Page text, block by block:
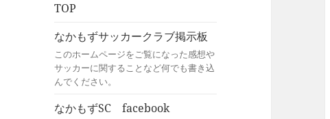
TOP
なかもずサッカークラブ掲示板
このホームページをご覧になった感想や
サッカーに関することなど何でも書き込
んでください。
なかもずSC facebook